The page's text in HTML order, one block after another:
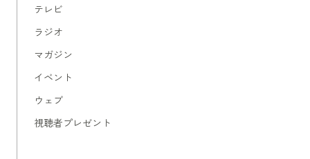
テレビ
ラジオ
マガジン
イベント
ウェブ
視聴者プレゼント